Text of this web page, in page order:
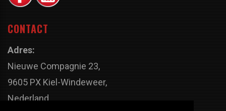
CONTACT
Adres:
Nieuwe Compagnie 23,
9605 PX Kiel-Windeweer,
Nederland